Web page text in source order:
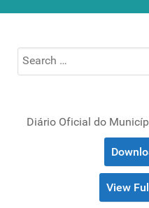
Search
for:
Diário Oficial do
View